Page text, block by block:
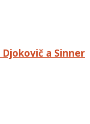
Djokovič a Sinner